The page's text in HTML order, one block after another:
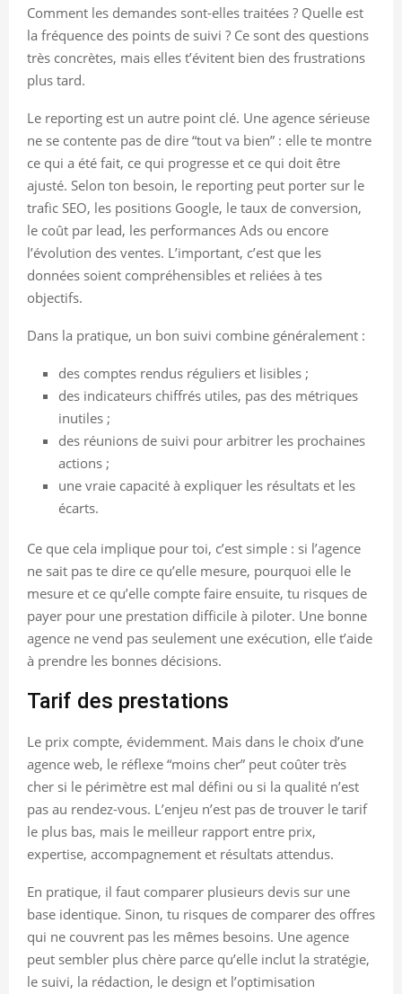
Comment les demandes sont-elles traitées ? Quelle est
la fréquence des points de suivi ? Ce sont des questions
très concrètes, mais elles t’évitent bien des frustrations
plus tard.
Le reporting est un autre point clé. Une agence sérieuse
ne se contente pas de dire “tout va bien” : elle te montre
ce qui a été fait, ce qui progresse et ce qui doit être
ajusté. Selon ton besoin, le reporting peut porter sur le
trafic SEO, les positions Google, le taux de conversion,
le coût par lead, les performances Ads ou encore
l’évolution des ventes. L’important, c’est que les
données soient compréhensibles et reliées à tes
objectifs.
Dans la pratique, un bon suivi combine généralement :
des comptes rendus réguliers et lisibles ;
des indicateurs chiffrés utiles, pas des métriques
inutiles ;
des réunions de suivi pour arbitrer les prochaines
actions ;
une vraie capacité à expliquer les résultats et les
écarts.
Ce que cela implique pour toi, c’est simple : si l’agence
ne sait pas te dire ce qu’elle mesure, pourquoi elle le
mesure et ce qu’elle compte faire ensuite, tu risques de
payer pour une prestation difficile à piloter. Une bonne
agence ne vend pas seulement une exécution, elle t’aide
à prendre les bonnes décisions.
Tarif des prestations
Le prix compte, évidemment. Mais dans le choix d’une
agence web, le réflexe “moins cher” peut coûter très
cher si le périmètre est mal défini ou si la qualité n’est
pas au rendez-vous. L’enjeu n’est pas de trouver le tarif
le plus bas, mais le meilleur rapport entre prix,
expertise, accompagnement et résultats attendus.
En pratique, il faut comparer plusieurs devis sur une
base identique. Sinon, tu risques de comparer des offres
qui ne couvrent pas les mêmes besoins. Une agence
peut sembler plus chère parce qu’elle inclut la stratégie,
le suivi, la rédaction, le design et l’optimisation